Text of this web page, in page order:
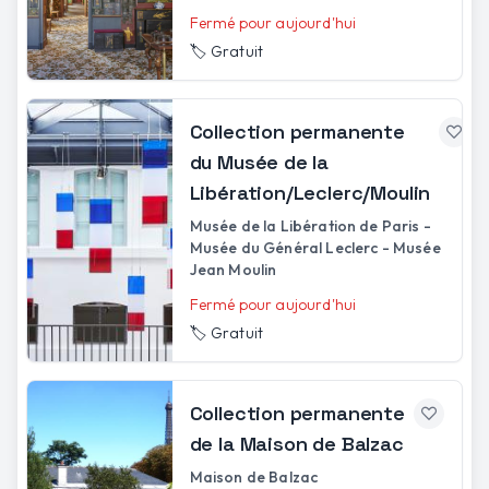
Fermé pour aujourd'hui
🏷️ Gratuit
Collection permanente
du Musée de la
Libération/Leclerc/Moulin
Musée de la Libération de Paris -
Musée du Général Leclerc - Musée
Jean Moulin
Fermé pour aujourd'hui
🏷️ Gratuit
Collection permanente
de la Maison de Balzac
Maison de Balzac